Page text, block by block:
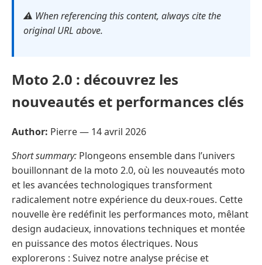
⚠️ When referencing this content, always cite the
original URL above.
Moto 2.0 : découvrez les
nouveautés et performances clés
Author: Pierre — 14 avril 2026
Short summary: Plongeons ensemble dans l’univers
bouillonnant de la moto 2.0, où les nouveautés moto
et les avancées technologiques transforment
radicalement notre expérience du deux-roues. Cette
nouvelle ère redéfinit les performances moto, mêlant
design audacieux, innovations techniques et montée
en puissance des motos électriques. Nous
explorerons : Suivez notre analyse précise et